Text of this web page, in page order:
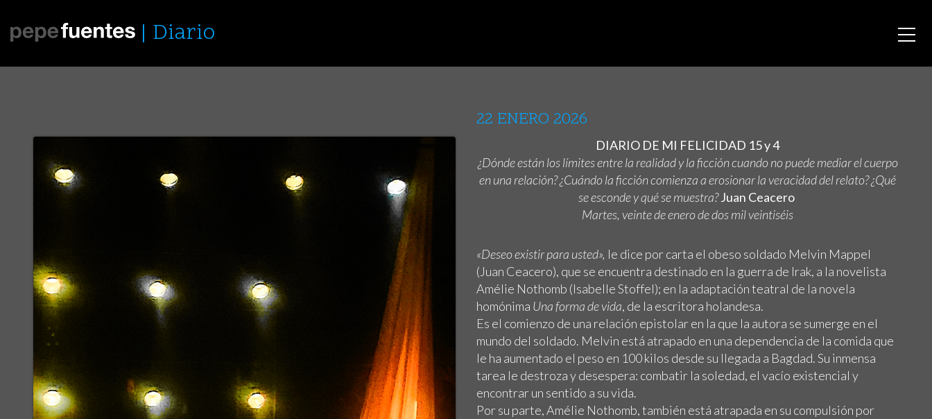
Diario
22 ENERO 2026
DIARIO DE MI FELICIDAD 15 y 4
¿Dónde están los límites entre la realidad y la ficción cuando no puede mediar el cuerpo
en una relación? ¿Cuándo la ficción comienza a erosionar la veracidad del relato? ¿Qué
se esconde y qué se muestra?Juan Ceacero
Martes, veinte de enero de dos mil veintiséis
«Deseo existir para usted», le dice por carta el obeso soldado Melvin Mappel
(Juan Ceacero), que se encuentra destinado en la guerra de Irak, a la novelista
Amélie Nothomb (Isabelle Stoffel); en la adaptación teatral de la novela
homónima Una forma de vida, de la escritora holandesa.
Es el comienzo de una relación epistolar en la que la autora se sumerge en el
mundo del soldado. Melvin está atrapado en una dependencia de la comida que
le ha aumentado el peso en 100 kilos desde su llegada a Bagdad. Su inmensa
tarea le destroza y desespera: combatir la soledad, el vacío existencial y
encontrar un sentido a su vida.
Por su parte, Amélie Nothomb, también está atrapada en su compulsión por